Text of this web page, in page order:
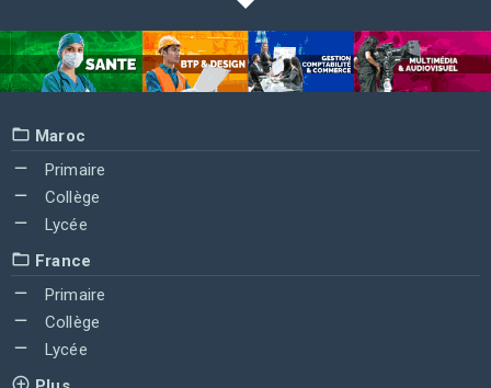
Maroc
Primaire
Collège
Lycée
France
Primaire
Collège
Lycée